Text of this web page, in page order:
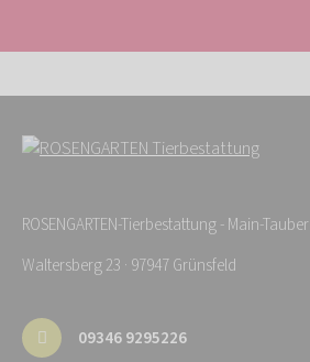
ROSENGARTEN-Tierbestattung - Main-Tauber
Waltersberg 23 · 97947 Grünsfeld
09346 9295226